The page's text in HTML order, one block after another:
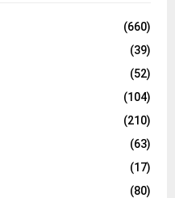
(660)
(39)
(52)
(104)
(210)
(63)
(17)
(80)